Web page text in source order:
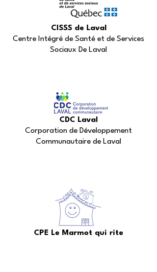
CISSS de Laval
Centre Intégré de Santé et de Services
Sociaux De Laval
CDC Laval
Corporation de Développement
Communautaire de Laval
CPE Le Marmot qui rite